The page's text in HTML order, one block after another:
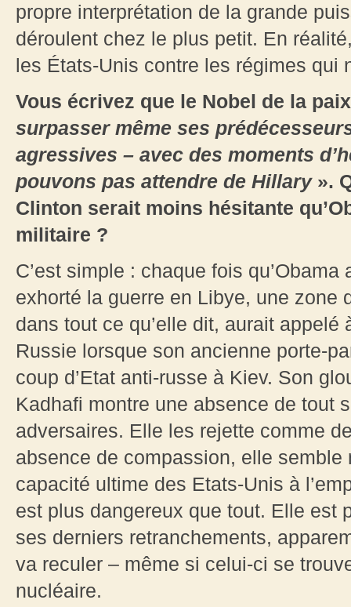
propre interprétation de la grande
déroulent chez le plus petit. En
les États-Unis contre les régimes qui
Vous écrivez que le Nobel de la
surpasser même ses
agressives – avec des moments
pouvons pas attendre de Hillary».
Clinton serait moins hésitante
militaire ?
C’est simple : chaque fois
exhorté la guerre en Libye, une zone
dans tout ce qu’elle dit, aurait
Russie lorsque son ancienne porte-
coup d’Etat anti-russe à Kiev. Son
Kadhafi montre une absence de tout
adversaires. Elle les rejette comme
absence de compassion, elle semble
capacité ultime des Etats-Unis à
est plus dangereux que tout. Elle est
ses derniers retranchements,
va reculer – même si celui-ci se
nucléaire.